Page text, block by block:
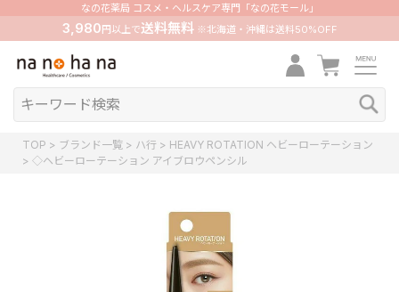
なの花薬局 コスメ・ヘルスケア専門「なの花モール」
3,980 円以上で送料無料※北海道・沖縄は送料50%OFF
TOP ブランド一覧 ハ行
HEAVY ROTATION ヘビーローテーション
◇ヘビーローテーション アイブロウペンシル